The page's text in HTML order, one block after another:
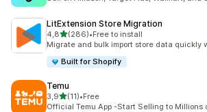
LitExtension Store Migration
4,8de 5 estrelas
(286)
286 total de avaliações
•Free to install
Migrate and bulk import store data quickly
Built for Shopify
Temu
3,9de 5 estrelas
(11)
11 total de avaliações
•Free
Official Temu App -Start Selling to Millions